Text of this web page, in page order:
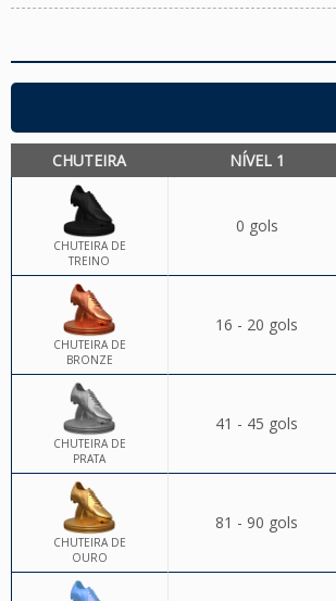
CHUTEIRA NÍVEL 1
CHUTEIRA DE
TREINO
0 gols
CHUTEIRA DE
BRONZE
16 - 20 gols
CHUTEIRA DE
PRATA
41 - 45 gols
CHUTEIRA DE
OURO
81 - 90 gols